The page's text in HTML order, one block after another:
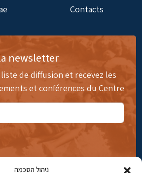
ניהול הסכמה
Contacts
newsletter
de diffusion et recevez les
et conférences du Centre